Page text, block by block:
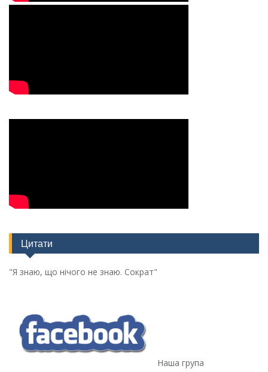
Цитати
"Я знаю, що нічого не знаю. Сократ"
Наша група